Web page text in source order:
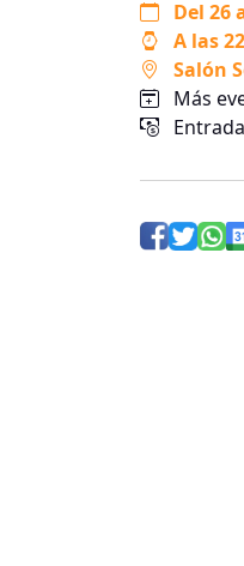
Del 26
A las
Salón
Más